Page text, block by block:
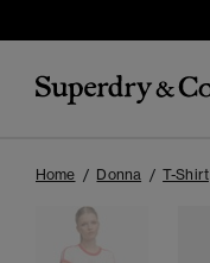
Home Donna T-Shirt